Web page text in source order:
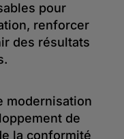
pour
renforcer
des résultats
modernisation
de
la conformité